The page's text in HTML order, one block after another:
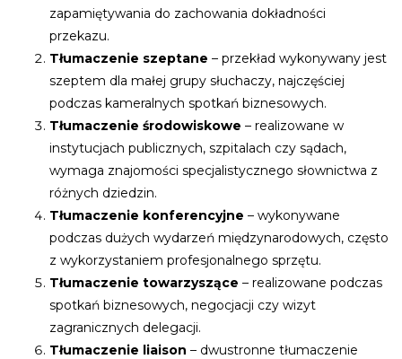
zapamiętywania do zachowania dokładności
przekazu.
Tłumaczenie szeptane – przekład wykonywany jest
szeptem dla małej grupy słuchaczy, najczęściej
podczas kameralnych spotkań biznesowych.
Tłumaczenie środowiskowe – realizowane w
instytucjach publicznych, szpitalach czy sądach,
wymaga znajomości specjalistycznego słownictwa z
różnych dziedzin.
Tłumaczenie konferencyjne – wykonywane
podczas dużych wydarzeń międzynarodowych, często
z wykorzystaniem profesjonalnego sprzętu.
Tłumaczenie towarzyszące – realizowane podczas
spotkań biznesowych, negocjacji czy wizyt
zagranicznych delegacji.
Tłumaczenie liaison – dwustronne tłumaczenie